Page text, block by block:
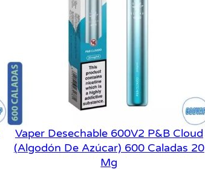
Vaper Desechable 600V2 P&B Cloud
(Algodón De Azúcar) 600 Caladas 20
Mg